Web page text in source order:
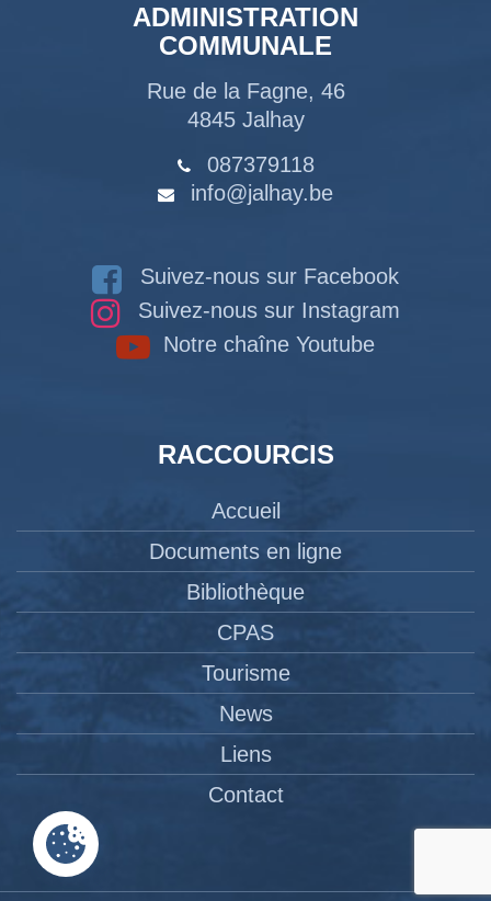
ADMINISTRATION
COMMUNALE
Rue de la Fagne, 46
4845 Jalhay
087379118
info@jalhay.be
Suivez-nous sur Facebook
Suivez-nous sur Instagram
Notre chaîne Youtube
RACCOURCIS
Accueil
Documents en ligne
Bibliothèque
CPAS
Tourisme
News
Liens
Contact